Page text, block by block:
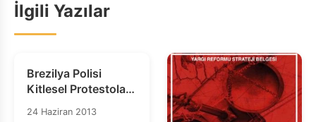
İlgili Yazılar
Brezilya Polisi
Kitlesel Protestolara
Yeterince Hazırlıklı
24 Haziran 2013